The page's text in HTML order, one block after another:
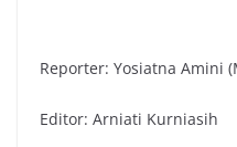
Reporter: Yosiatna Amini
Editor: Arniati Kurniasih